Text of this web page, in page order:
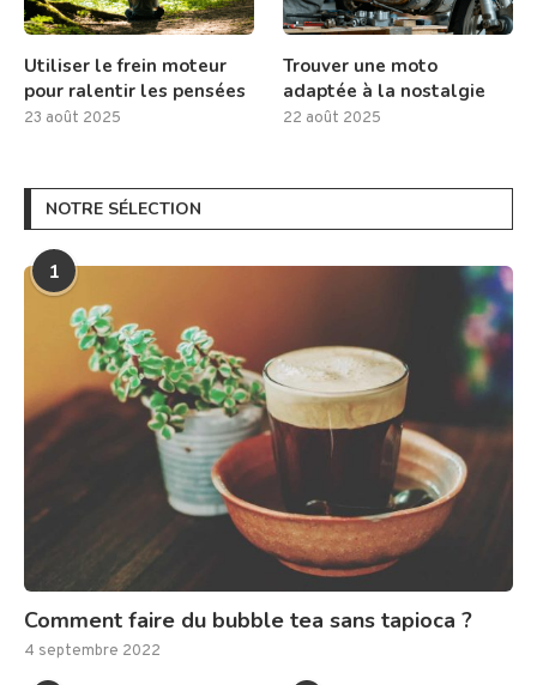
Utiliser le frein moteur
pour ralentir les pensées
23 août 2025
Trouver une moto
adaptée à la nostalgie
22 août 2025
NOTRE SÉLECTION
1
Comment faire du bubble tea sans tapioca ?
4 septembre 2022